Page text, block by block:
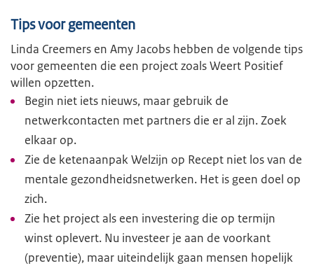
Tips voor gemeenten
Linda Creemers en Amy Jacobs hebben de volgende tips
voor gemeenten die een project zoals Weert Positief
willen opzetten.
Begin niet iets nieuws, maar gebruik de
netwerkcontacten met partners die er al zijn. Zoek
elkaar op.
Zie de ketenaanpak Welzijn op Recept niet los van de
mentale gezondheidsnetwerken. Het is geen doel op
zich.
Zie het project als een investering die op termijn
winst oplevert. Nu investeer je aan de voorkant
(preventie), maar uiteindelijk gaan mensen hopelijk